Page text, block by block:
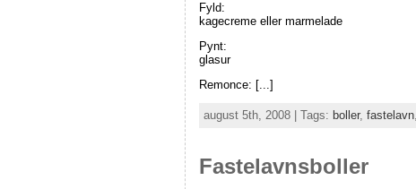
Fyld:
kagecreme eller marmelade
Pynt:
glasur
Remonce: [...]
august 5th, 2008 | Tags: boller, fastelavn,
Fastelavnsboller